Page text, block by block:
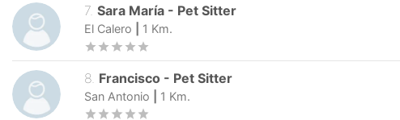
7. Sara María - Pet Sitter
El Calero 1 Km.
8 Francisco - Pet Sitter
San Antonio 1 Km.